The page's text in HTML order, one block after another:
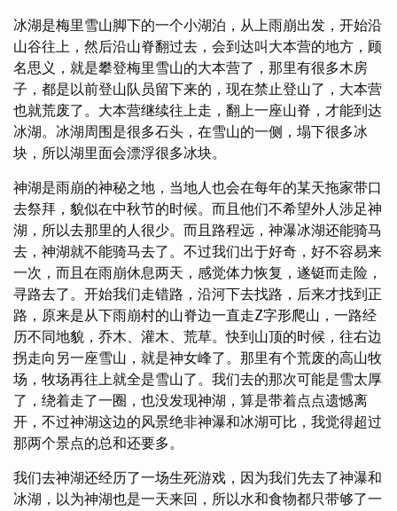
冰湖是梅里雪山脚下的一个小湖泊，从上雨崩出发，开始沿
山谷往上，然后沿山脊翻过去，会到达叫大本营的地方，顾
名思义，就是攀登梅里雪山的大本营了，那里有很多木房
子，都是以前登山队员留下来的，现在禁止登山了，大本营
也就荒废了。大本营继续往上走，翻上一座山脊，才能到达
冰湖。冰湖周围是很多石头，在雪山的一侧，塌下很多冰
块，所以湖里面会漂浮很多冰块。
神湖是雨崩的神秘之地，当地人也会在每年的某天拖家带口
去祭拜，貌似在中秋节的时候。而且他们不希望外人涉足神
湖，所以去那里的人很少。而且路程远，神瀑冰湖还能骑马
去，神湖就不能骑马去了。不过我们出于好奇，好不容易来
一次，而且在雨崩休息两天，感觉体力恢复，遂铤而走险，
寻路去了。开始我们走错路，沿河下去找路，后来才找到正
路，原来是从下雨崩村的山脊边一直走Z字形爬山，一路经
历不同地貌，乔木、灌木、荒草。快到山顶的时候，往右边
拐走向另一座雪山，就是神女峰了。那里有个荒废的高山牧
场，牧场再往上就全是雪山了。我们去的那次可能是雪太厚
了，绕着走了一圈，也没发现神湖，算是带着点点遗憾离
开，不过神湖这边的风景绝非神瀑和冰湖可比，我觉得超过
那两个景点的总和还要多。
我们去神湖还经历了一场生死游戏，因为我们先去了神瀑和
冰湖，以为神湖也是一天来回，所以水和食物都只带够了一